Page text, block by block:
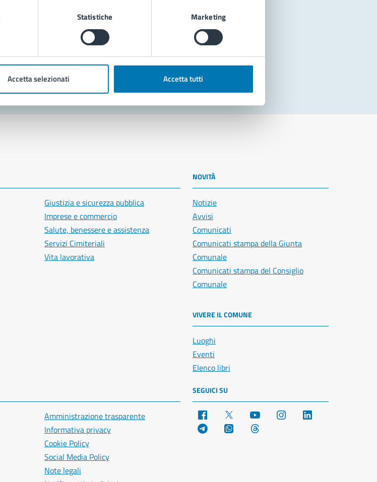
Statistiche Marketing
Accetta selezionati Accetta tutti
Giustizia e sicurezza pubblica
Imprese e commercio
Salute, benessere e assistenza
Servizi Cimiteriali
Vita lavorativa
NOVITÀ
Notizie
Avvisi
Comunicati
Comunicati stampa della Giunta
Comunale
Comunicati stampa del Consiglio
Comunale
VIVERE IL COMUNE
Luoghi
Eventi
Elenco libri
Amministrazione trasparente
Informativa privacy
Cookie Policy
Social Media Policy
Note legali
SEGUICI SU
Facebook YouTube Instagram
Telegram WhatsApp